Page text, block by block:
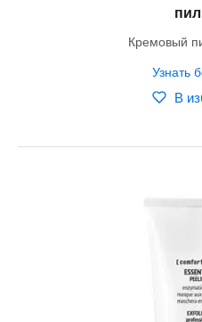
Кремовый
Узнать
В